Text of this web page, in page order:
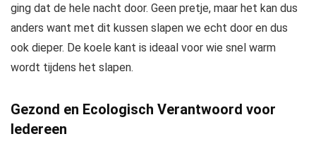
ging dat de hele nacht door. Geen pretje, maar het kan dus
anders want met dit kussen slapen we echt door en dus
ook dieper. De koele kant is ideaal voor wie snel warm
wordt tijdens het slapen.
Gezond en Ecologisch Verantwoord voor
Iedereen